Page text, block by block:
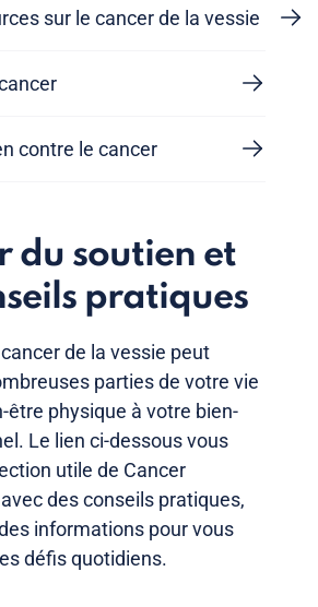
sur le cancer de la vessie
contre le cancer
du soutien et
pratiques
de la vessie peut
parties de votre vie
être physique à votre bien-
Le lien ci-dessous vous
utile de Cancer
des conseils pratiques,
informations pour vous
défis quotidiens.